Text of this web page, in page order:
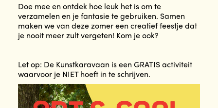
Doe mee en ontdek hoe leuk het is om te
verzamelen en je fantasie te gebruiken. Samen
maken we van deze zomer een creatief feestje dat
je nooit meer zult vergeten! Kom je ook?
Let op: De Kunstkaravaan is een GRATIS activiteit
waarvoor je NIET hoeft in te schrijven.